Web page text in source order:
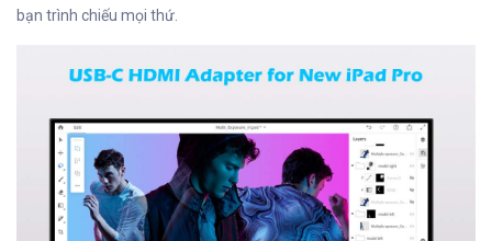
bạn trình chiếu mọi thứ.